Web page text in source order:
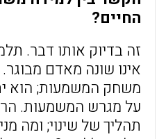
החיים?
זה בדיוק אותו דבר.
אינו שונה מאדם
משחק המשמעות; הוא
על מגרש המשמעות.
תהליך של שינוי; ומה